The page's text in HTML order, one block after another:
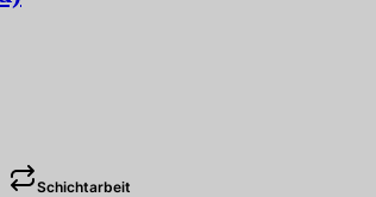
Schichtarbeit